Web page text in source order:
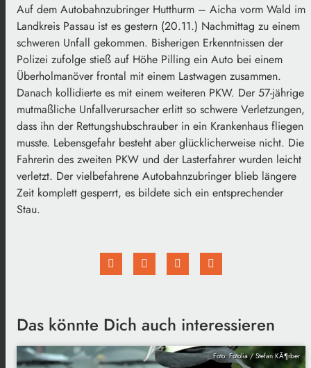
Auf dem Autobahnzubringer Hutthurm – Aicha vorm Wald im
Landkreis Passau ist es gestern (20.11.) Nachmittag zu einem
schweren Unfall gekommen. Bisherigen Erkenntnissen der
Polizei zufolge stieß auf Höhe Pilling ein Auto bei einem
Überholmanöver frontal mit einem Lastwagen zusammen.
Danach kollidierte es mit einem weiteren PKW. Der 57-jährige
mutmaßliche Unfallverursacher erlitt so schwere Verletzungen,
dass ihn der Rettungshubschrauber in ein Krankenhaus fliegen
musste. Lebensgefahr besteht aber glücklicherweise nicht. Die
Fahrerin des zweiten PKW und der Lasterfahrer wurden leicht
verletzt. Der vielbefahrene Autobahnzubringer blieb längere
Zeit komplett gesperrt, es bildete sich ein entsprechender
Stau.
Das könnte Dich auch interessieren
Foto: Fotolia / Stefan KÃ¶rber